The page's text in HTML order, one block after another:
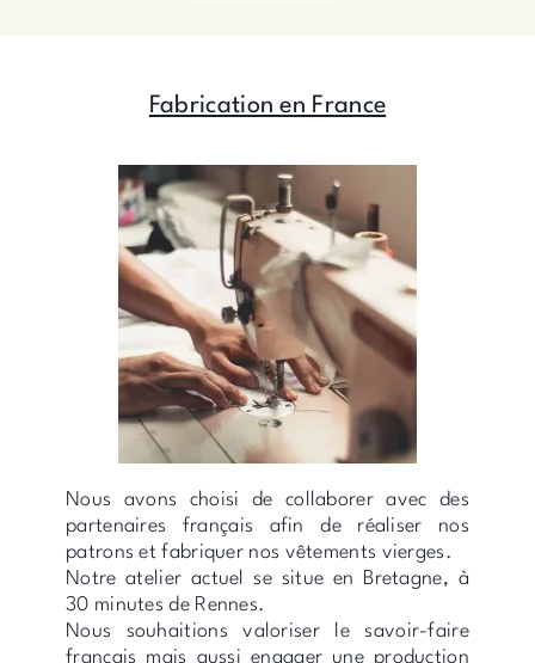
Fabrication en France
Nous avons choisi de collaborer avec des
partenaires français afin de réaliser nos
patrons et fabriquer nos vêtements vierges.
Notre atelier actuel se situe en Bretagne, à
30 minutes de Rennes.
Nous souhaitions valoriser le savoir-faire
français mais aussi engager une production